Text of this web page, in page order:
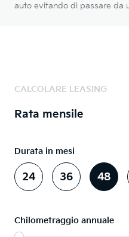
auto evitando di passare da
CALCOLARE LEASING
Rata mensile
Durata in mesi
24 36 48
Chilometraggio annuale